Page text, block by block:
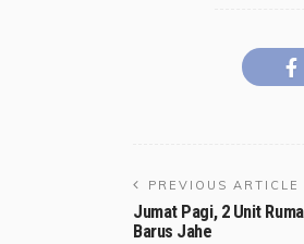
PREVIOUS ARTICLE
Jumat Pagi, 2 Unit
Barus Jahe